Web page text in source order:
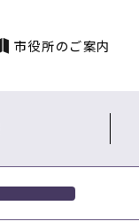
市役所のご案内